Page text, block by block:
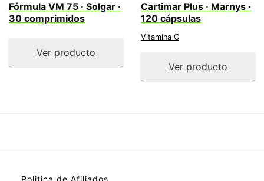
Fórmula VM 75 · Solgar ·
30 comprimidos
Ver producto
Cartimar Plus · Marnys ·
120 cápsulas
Vitamina C
Ver producto
Politica de Afiliados